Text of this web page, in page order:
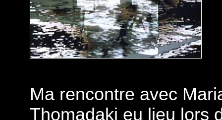
Ma rencontre avec
Thomadaki eu lieu lors